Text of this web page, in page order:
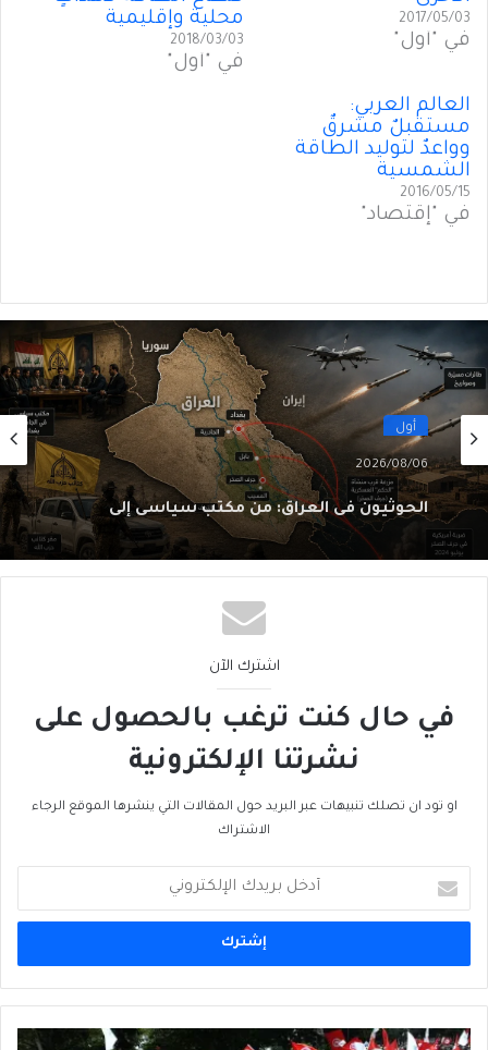
2017/05/03
في "أول"
محلية وإقليمية
2018/03/03
في "أول"
العالم العربي:
مستقبلٌ مشرقٌ
وواعدٌ لتوليد الطاقة
الشمسية
2016/05/15
في "إقتصاد"
أول
2026/08/06
الحوثيون في العراق: من مكتبٍ سياسي إلى
شبكةِ عمليّات
اشترك الآن
في حال كنت ترغب بالحصول على
نشرتنا الإلكترونية
او تود ان تصلك تنبيهات عبر البريد حول المقالات التي ينشرها الموقع الرجاء
الاشتراك
بريدك
الإلكتروني
إختلال